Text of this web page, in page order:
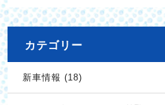
カテゴリー
新車情報 (18)